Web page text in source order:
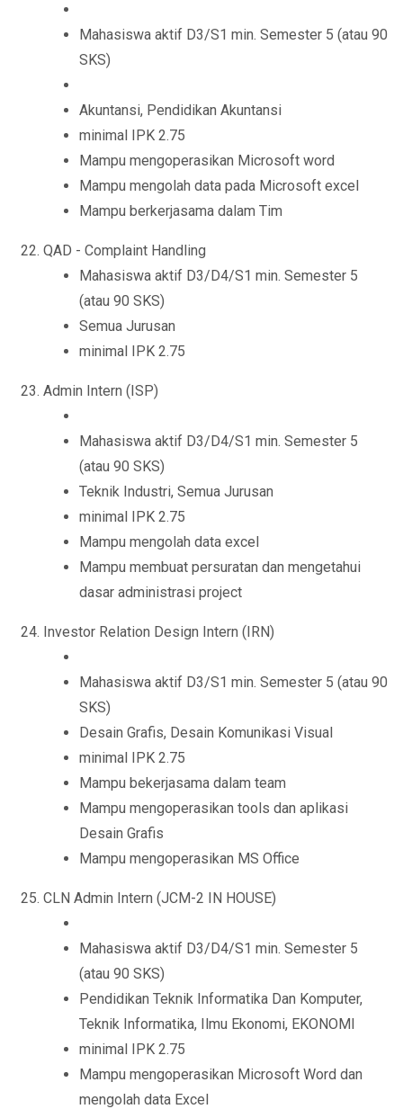
Mahasiswa aktif D3/S1 min. Semester 5 (atau 90
SKS)
Akuntansi, Pendidikan Akuntansi
minimal IPK 2.75
Mampu mengoperasikan Microsoft word
Mampu mengolah data pada Microsoft excel
Mampu berkerjasama dalam Tim
QAD - Complaint Handling
Mahasiswa aktif D3/D4/S1 min. Semester 5
(atau 90 SKS)
Semua Jurusan
minimal IPK 2.75
Admin Intern (ISP)
Mahasiswa aktif D3/D4/S1 min. Semester 5
(atau 90 SKS)
Teknik Industri, Semua Jurusan
minimal IPK 2.75
Mampu mengolah data excel
Mampu membuat persuratan dan mengetahui
dasar administrasi project
Investor Relation Design Intern (IRN)
Mahasiswa aktif D3/S1 min. Semester 5 (atau 90
SKS)
Desain Grafis, Desain Komunikasi Visual
minimal IPK 2.75
Mampu bekerjasama dalam team
Mampu mengoperasikan tools dan aplikasi
Desain Grafis
Mampu mengoperasikan MS Office
CLN Admin Intern (JCM-2 IN HOUSE)
Mahasiswa aktif D3/D4/S1 min. Semester 5
(atau 90 SKS)
Pendidikan Teknik Informatika Dan Komputer,
Teknik Informatika, Ilmu Ekonomi, EKONOMI
minimal IPK 2.75
Mampu mengoperasikan Microsoft Word dan
mengolah data Excel